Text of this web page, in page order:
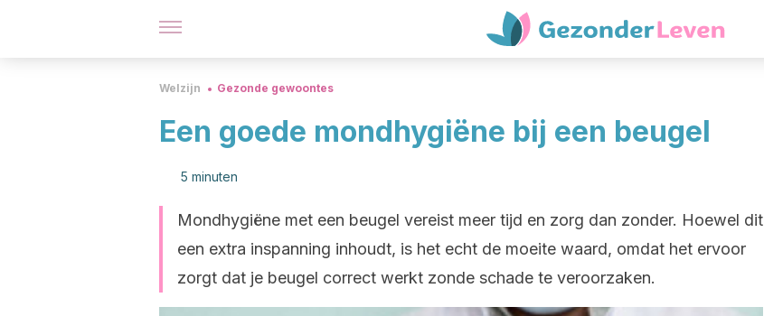
Welzijn Gezonde gewoontes
Een goede mondhygiëne bij een beugel
5 minuten
Mondhygiëne met een beugel vereist meer tijd en zorg dan zonder. Hoewel dit
een extra inspanning inhoudt, is het echt de moeite waard, omdat het ervoor
zorgt dat je beugel correct werkt zonde schade te veroorzaken.